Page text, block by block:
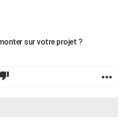
sur votre projet ?